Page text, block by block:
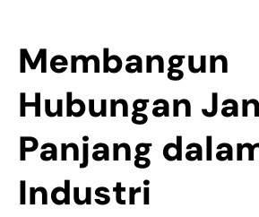
Membangun
Hubungan
Panjang
Industri